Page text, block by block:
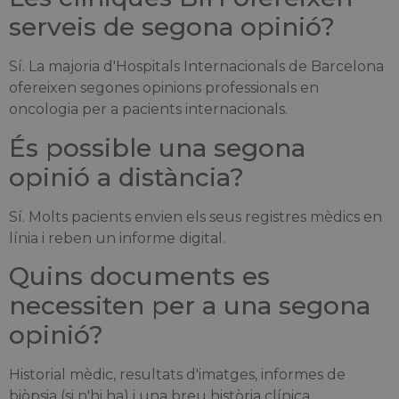
serveis de segona opinió?
Sí. La majoria d'Hospitals Internacionals de Barcelona
ofereixen segones opinions professionals en
oncologia per a pacients internacionals.
És possible una segona
opinió a distància?
Sí. Molts pacients envien els seus registres mèdics en
línia i reben un informe digital.
Quins documents es
necessiten per a una segona
opinió?
Historial mèdic, resultats d'imatges, informes de